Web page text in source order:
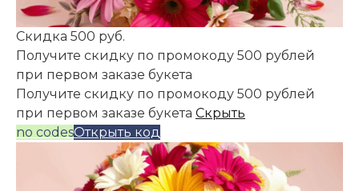
Скидка 500 руб.
Получите скидку по промокоду 500 рублей
при первом заказе букета
Получите скидку по промокоду 500 рублей
при первом заказе букета Скрыть
no codesОткрыть код